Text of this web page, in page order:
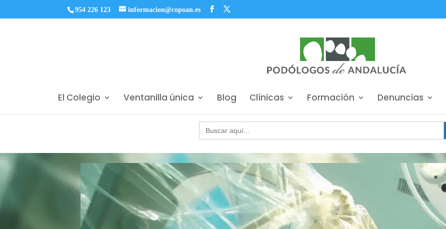
954 226 123 informacion@copoan.es
El Colegio Ventanilla única Blog Clínicas Formación Denuncias
Buscar: